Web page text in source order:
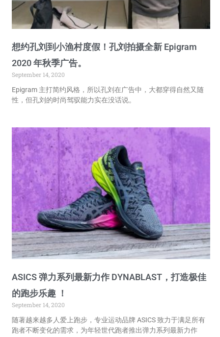
想约孔刘到小渔村度假！孔刘拍摄全新 Epigram
2020 年秋季广告。
September 14, 2020
Epigram 主打简约风格，所以孔刘在广告中，大都穿得自然又随
性，但孔刘的时尚驾驭能力实在没话说。
ASICS 弹力系列最新力作 DYNABLAST，打造极佳
的跑步乐趣 ！
September 14, 2020
随著越来越多人爱上跑步，专业运动品牌 ASICS 致力于满足所有
跑者不断变化的需求，为年轻世代跑者推出弹力系列最新力作